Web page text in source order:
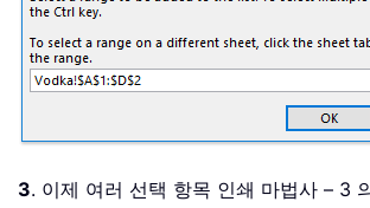
3. 이제 여러 선택 항목 인쇄 마법사 – 3